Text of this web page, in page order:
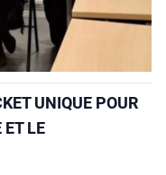
UNIQUE POUR
ET LE